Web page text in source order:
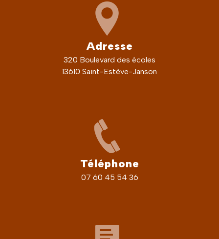
Adresse
320 Boulevard des écoles
13610 Saint-Estève-Janson
Téléphone
07 60 45 54 36